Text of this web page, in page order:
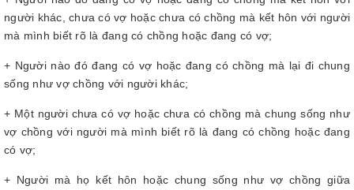
người khác, chưa có vợ hoặc chưa có chồng mà kết hôn với người
mà mình biết rõ là đang có chồng hoặc đang có vợ;
+ Người nào đó đang có vợ hoặc đang có chồng mà lại đi chung
sống như vợ chồng với người khác;
+ Một người chưa có vợ hoặc chưa có chồng mà chung sống như
vợ chồng với người mà mình biết rõ là đang có chồng hoặc đang
có vợ;
+ Người mà họ kết hôn hoặc chung sống như vợ chồng giữa